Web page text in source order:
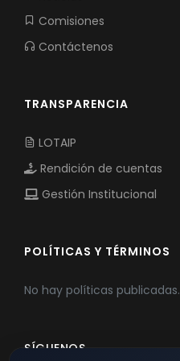
Comisiones
Contáctenos
TRANSPARENCIA
LOTAIP
Rendición de cuentas
Gestión Institucional
POLÍTICAS Y TÉRMINOS
No hay políticas publicadas.
SÍGUENOS